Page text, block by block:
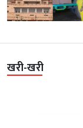
खरी-खरी